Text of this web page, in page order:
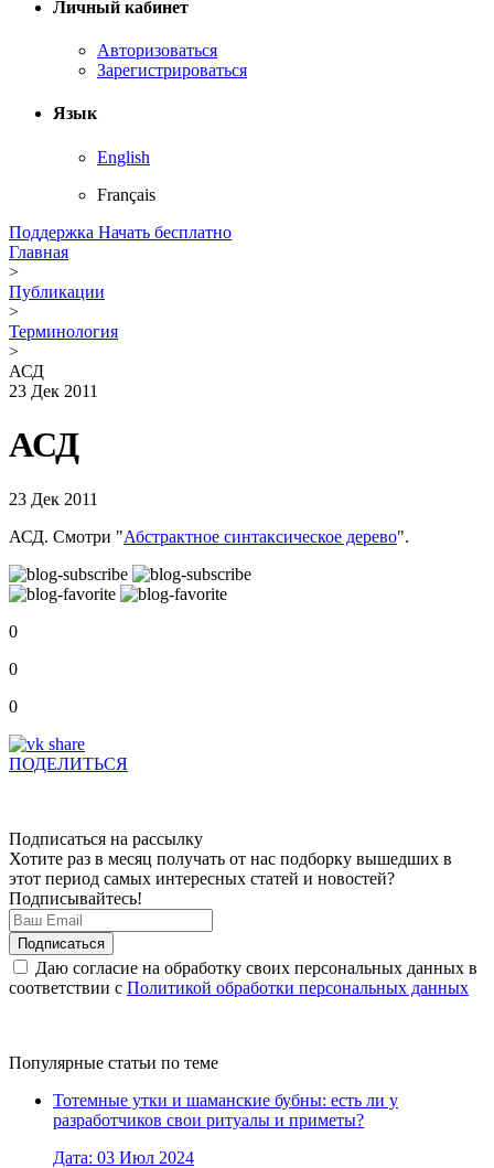
Личный кабинет
Авторизоваться
Зарегистрироваться
Язык
English
Français
Поддержка Начать бесплатно
Главная
>
Публикации
>
Терминология
>
АСД
23 Дек 2011
АСД
23 Дек 2011
АСД. Смотри "Абстрактное синтаксическое дерево".
0
0
0
ПОДЕЛИТЬСЯ
Подписаться на рассылку
Хотите раз в месяц получать от нас подборку вышедших в
этот период самых интересных статей и новостей?
Подписывайтесь!
Даю согласие на обработку своих персональных данных в
соответствии с Политикой обработки персональных данных
Популярные статьи по теме
Тотемные утки и шаманские бубны: есть ли у
разработчиков свои ритуалы и приметы?
Дата: 03 Июл 2024